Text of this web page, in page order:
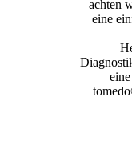
achten
eine